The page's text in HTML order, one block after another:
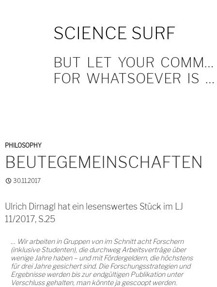
SCIENCE SURF
BUT LET YOUR COMMUNICATION BE YEA, YEA; NAY, NAY.
FOR WHATSOEVER IS MORE THAN THESE COMETH OF EVIL.
PHILOSOPHY
BEUTEGEMEINSCHAFTEN
30.11.2017
Ulrich Dirnagl hat ein lesenswertes Stück im LJ
11/2017, S.25
… Wir arbeiten in Gruppen von im Schnitt acht Forschern
(inklusive Studenten), die durchweg Arbeitsverträge über
wenige Jahre haben – und mit Fördergeldern, die höchstens
für drei Jahre gesichert sind. Die Forschungsstrategien und
Ergebnisse werden bis zur endgültigen Publikation unter
Verschluss gehalten, man könnte ja gescoopt werden.